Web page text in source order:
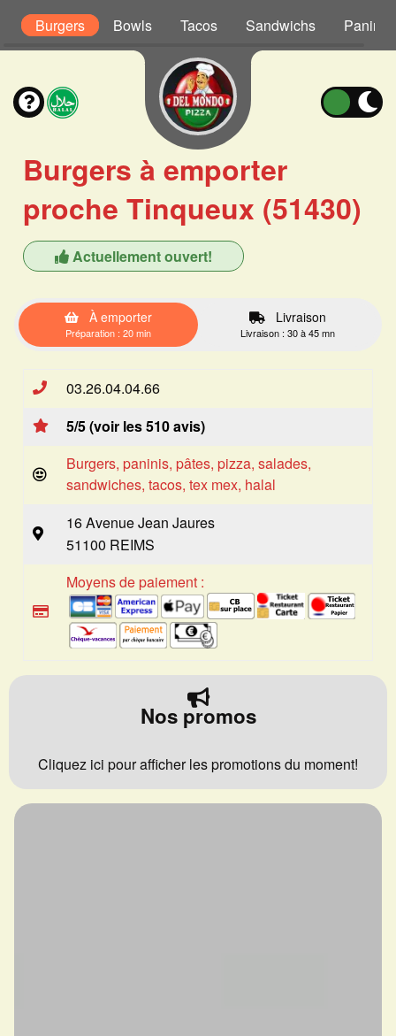
Burgers Bowls Tacos Sandwichs Paninis
Burgers à emporter
proche Tinqueux (51430)
Actuellement ouvert!
À emporter
Préparation : 20 min
Livraison
Livraison : 30 à 45 mn
03.26.04.04.66
5/5 (voir les 510 avis)
Burgers, paninis, pâtes, pizza, salades,
sandwiches, tacos, tex mex, halal
16 Avenue Jean Jaures
51100 REIMS
Moyens de paiement :
Nos promos
Cliquez ici pour afficher les promotions du moment!